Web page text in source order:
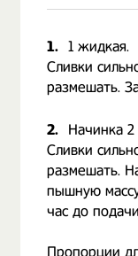
1. 1 жидкая.
Сливки
размешать.
2.
Начинка 2
Сливки
размешать.
пышную
час до
Пропорции